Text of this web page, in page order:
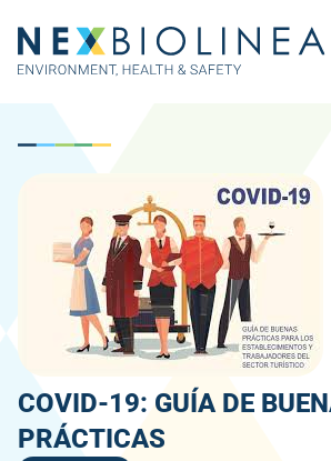
COVID-19: GUÍA DE
PRÁCTICAS